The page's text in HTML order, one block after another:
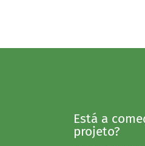
Está a
projeto?